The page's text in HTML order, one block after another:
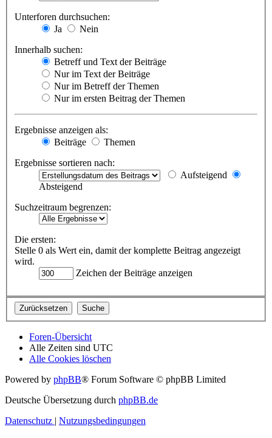
Unterforen durchsuchen:
Ja
Nein
Innerhalb suchen:
Betreff und Text der Beiträge
Nur im Text der Beiträge
Nur im Betreff der Themen
Nur im ersten Beitrag der Themen
Ergebnisse anzeigen als:
Beiträge
Themen
Ergebnisse sortieren nach:
Aufsteigend
Absteigend
Suchzeitraum begrenzen:
Die ersten:
Stelle 0 als Wert ein, damit der komplette Beitrag angezeigt
wird.
Zeichen der Beiträge anzeigen
Foren-Übersicht
Alle Zeiten sind UTC
Alle Cookies löschen
Powered by phpBB® Forum Software © phpBB Limited
Deutsche Übersetzung durch phpBB.de
Datenschutz | Nutzungsbedingungen